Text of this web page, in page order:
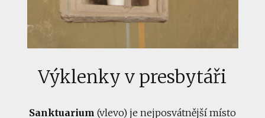
Výklenky v presbytáři
Sanktuarium (vlevo) je nejposvátnější místo